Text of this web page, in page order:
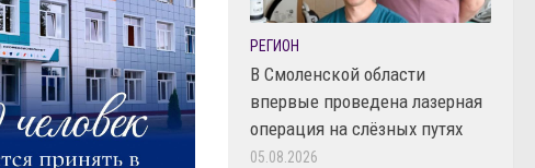
РЕГИОН
В Смоленской области
впервые проведена лазерная
операция на слёзных путях
05.08.2026